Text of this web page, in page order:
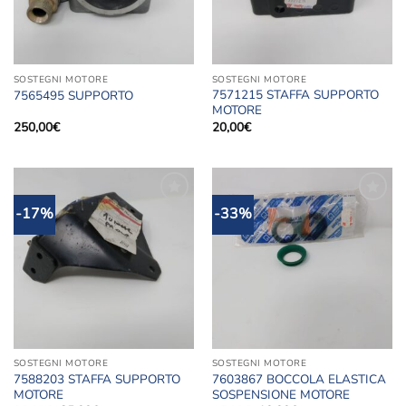
SOSTEGNI MOTORE
7565495 SUPPORTO
250,00€
SOSTEGNI MOTORE
7571215 STAFFA SUPPORTO
MOTORE
20,00€
-17%
Aggiungi
desideri
SOSTEGNI MOTORE
7588203 STAFFA SUPPORTO
MOTORE
-33%
Aggiungi
alla lista
dei
SOSTEGNI MOTORE
7603867 BOCCOLA ELASTICA
SOSPENSIONE MOTORE